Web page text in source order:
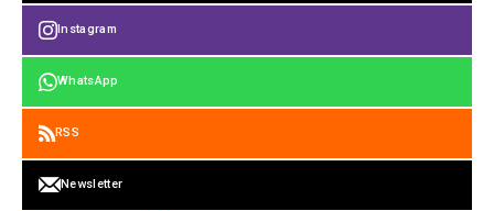
Instagram
WhatsApp
RSS
Newsletter